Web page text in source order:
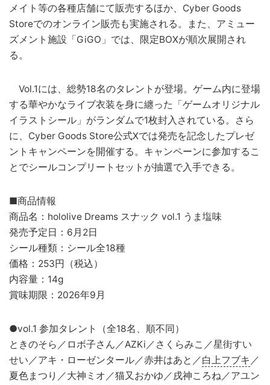
メイト等の各種店舗にて販売するほか、Cyber Goods
Storeでのオンライン販売も実施される。また、アミュー
ズメント施設「GiGO」では、限定BOXが順次展開され
る。
Vol.1には、総勢18名のタレントが登場。ゲーム内に登場
する華やかなライブ衣装を身に纏った「ゲームオリジナル
イラストシール」がランダムで1枚封入されている。さら
に、Cyber Goods Store公式Xでは発売を記念したプレゼ
ントキャンペーンを開催する。キャンペーンに参加するこ
とでシールコンプリートセットが抽選で入手できる。
■商品情報
商品名：hololive Dreams スナック vol.1 うま塩味
発売予定日：6月2日
シール種類：シール全18種
価格：253円（税込）
内容量：14g
賞味期限：2026年9月
●vol.1 参加タレント（全18名、順不同）
ときのそら／ロボ子さん／AZKi／さくらみこ／星街すい
せい／アキ・ローゼンタール／赤井はあと／白上フブキ ／
夏色まつり／大神ミオ／猫又おかゆ／戌神ころね／アユン